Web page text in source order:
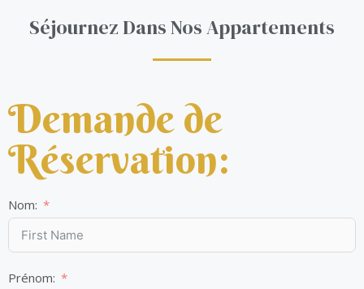
Séjournez Dans Nos Appartements
Demande de
Réservation:
Nom:
Prénom: